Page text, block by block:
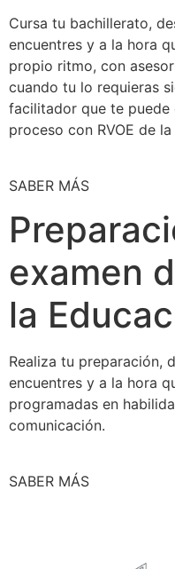
Cursa tu bachillerato,
encuentres y a la hora
propio ritmo, con
cuando tu lo requieras
facilitador que te
proceso con RVOE de la
SABER MÁS
examen
la
Realiza tu preparación,
encuentres y a la hora
programadas en
comunicación.
SABER MÁS